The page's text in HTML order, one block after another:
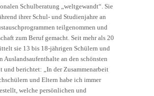
Schulberatung „weltgewandt“. Sie
ihrer Schul- und Studienjahre an
teilgenommen und
zum Beruf gemacht. Seit mehr als 20
sie 13 bis 18-jährigen Schülern und
Auslandsaufenthalte an den schönsten
und berichtet: „In der Zusammenarbeit
und Eltern habe ich immer
welche persönlichen und